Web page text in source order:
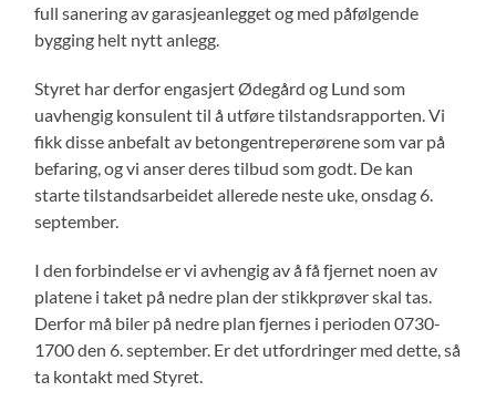
full sanering av garasjeanlegget og med påfølgende
bygging helt nytt anlegg.
Styret har derfor engasjert Ødegård og Lund som
uavhengig konsulent til å utføre tilstandsrapporten. Vi
fikk disse anbefalt av betongentreperørene som var på
befaring, og vi anser deres tilbud som godt. De kan
starte tilstandsarbeidet allerede neste uke, onsdag 6.
september.
I den forbindelse er vi avhengig av å få fjernet noen av
platene i taket på nedre plan der stikkprøver skal tas.
Derfor må biler på nedre plan fjernes i perioden 0730-
1700 den 6. september. Er det utfordringer med dette, så
ta kontakt med Styret.